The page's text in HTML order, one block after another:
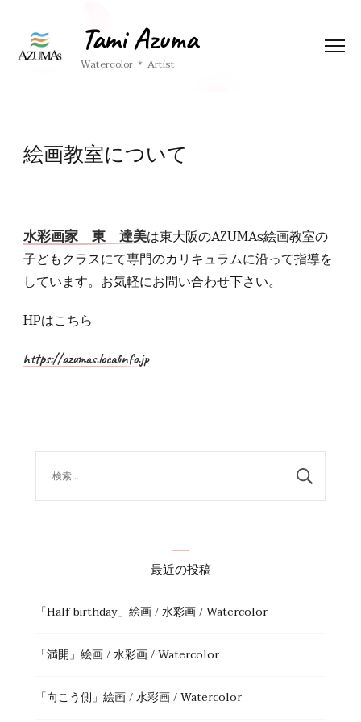
Tami Azuma
Watercolor ＊ Artist
絵画教室について
水彩画家 東 達美は東大阪のAZUMAs絵画教室の
子どもクラスにて専門のカリキュラムに沿って指導を
しています。お気軽にお問い合わせ下さい。
HPはこちら
https://azumas.localinfo.jp
最近の投稿
「Half birthday」絵画 / 水彩画 / Watercolor
「満開」絵画 / 水彩画 / Watercolor
「向こう側」絵画 / 水彩画 / Watercolor